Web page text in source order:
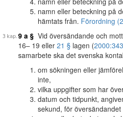
namn eller beteckning på
hämtats från. Förordning
9 a § Vid översändande och
16– 19 eller 21 § lagen (2000:343
samarbete ska det svenska
om sökningen eller
inte,
vilka uppgifter som har
datum och tidpunkt,
sekund, för